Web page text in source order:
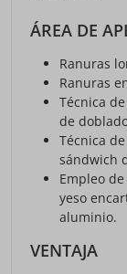
ÁREA DE
Ranuras
Ranuras
Técnica
de
Técnica
sándwich
Empleo
yeso
aluminio.
VENTAJA